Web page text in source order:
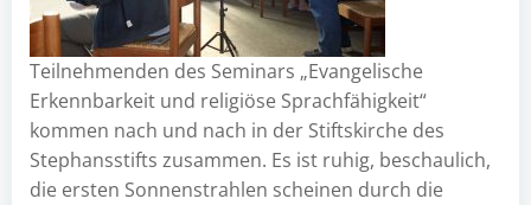
Teilnehmenden des Seminars „Evangelische
Erkennbarkeit und religiöse Sprachfähigkeit“
kommen nach und nach in der Stiftskirche des
Stephansstifts zusammen. Es ist ruhig, beschaulich,
die ersten Sonnenstrahlen scheinen durch die